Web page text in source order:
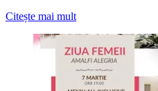
Citește mai multCitește
despre
8
Martie